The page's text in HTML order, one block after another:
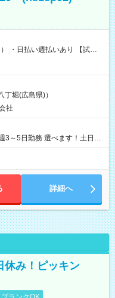
払い週払いあり 【試用
堀(広島県)）
社
3～5日勤務 選べます！土日も
！
詳細へ
休み！ピッキン